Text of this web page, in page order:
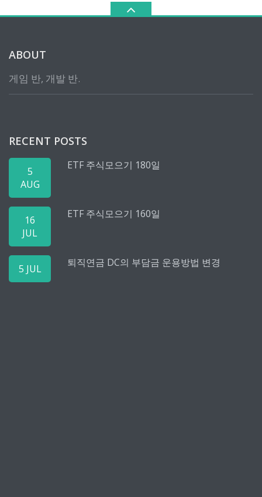
ABOUT
게임 반, 개발 반.
RECENT POSTS
5
AUG
ETF 주식모으기 180일
16
JUL
ETF 주식모으기 160일
5 JUL 퇴직연금 DC의 부담금 운용방법 변경